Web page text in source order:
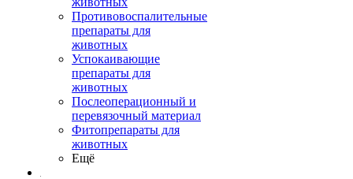
Противовоспалительные
препараты для
животных
Успокаивающие
препараты для
животных
Послеоперационный и
перевязочный материал
Фитопрепараты для
животных
Ещё